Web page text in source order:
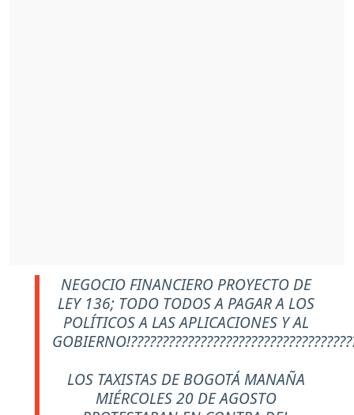
NEGOCIO FINANCIERO PROYECTO DE
LEY 136; TODO TODOS A PAGAR A LOS
POLÍTICOS A LAS APLICACIONES Y AL
LOS TAXISTAS DE BOGOTÁ MANAÑA
MIÉRCOLES 20 DE AGOSTO